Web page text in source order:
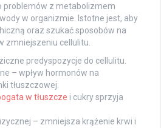
problemów z metabolizmem
w organizmie. Istotne jest, aby
oraz szukać sposobów na
zmniejszeniu cellulitu.
predyspozycje do cellulitu.
– wpływ hormonów na
tłuszczowej.
w tłuszcze i cukry sprzyja
– zmniejsza krążenie krwi i